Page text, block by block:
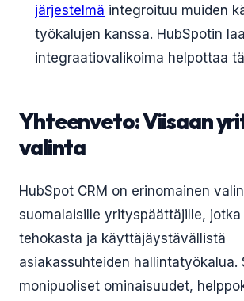
järjestelmä integroituu muiden
työkalujen kanssa. HubSpotin
integraatiovalikoima helpottaa
Yhteenveto: Viisaan
valinta
HubSpot CRM on erinomainen
suomalaisille yrityspäättäjille,
tehokasta ja käyttäjäystävällistä
asiakassuhteiden hallintatyökalua.
monipuoliset ominaisuudet,